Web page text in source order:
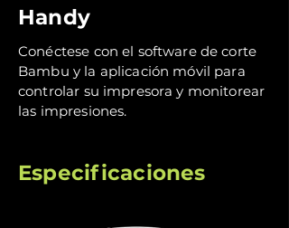
Handy
Conéctese con el software de corte
Bambu y la aplicación móvil para
controlar su impresora y monitorear
las impresiones.
Especificaciones